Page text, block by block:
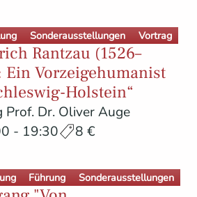
Sonderausstellungen Vortrag
Rantzau (1526–
Ein Vorzeigehumanist
Holstein“
Prof. Dr. Oliver Auge
- 19:30
8 €
Führung Sonderausstellungen